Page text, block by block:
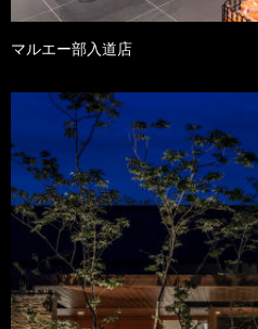
マルエー部入道店